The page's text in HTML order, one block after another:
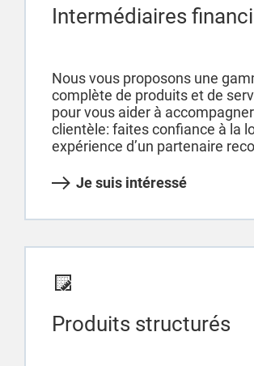
Intermédiaires
Nous vous proposons une
complète de produits et de
pour vous aider à
clientèle: faites confiance à la
expérience d’un partenaire
Je suis intéressé
Produits structurés